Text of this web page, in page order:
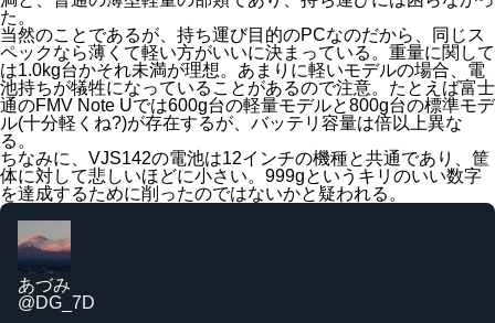
た。
当然のことであるが、持ち運び目的のPCなのだから、同じス
ペックなら薄くて軽い方がいいに決まっている。重量に関して
は1.0kg台かそれ未満が理想。あまりに軽いモデルの場合、電
池持ちが犠牲になっていることがあるので注意。たとえば富士
通のFMV Note Uでは600g台の軽量モデルと800g台の標準モデ
ル(十分軽くね?)が存在するが、バッテリ容量は倍以上異な
る。
ちなみに、VJS142の電池は12インチの機種と共通であり、筐
体に対して悲しいほどに小さい。999gというキリのいい数字
を達成するために削ったのではないかと疑われる。
あづみ
@DG_7D